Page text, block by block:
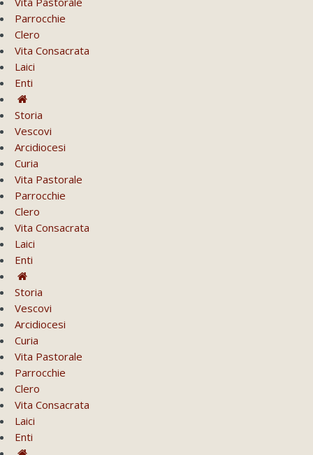
Parrocchie
Clero
Vita Consacrata
Laici
Enti
Storia
Vescovi
Arcidiocesi
Curia
Vita Pastorale
Parrocchie
Clero
Vita Consacrata
Laici
Enti
Storia
Vescovi
Arcidiocesi
Curia
Vita Pastorale
Parrocchie
Clero
Vita Consacrata
Laici
Enti